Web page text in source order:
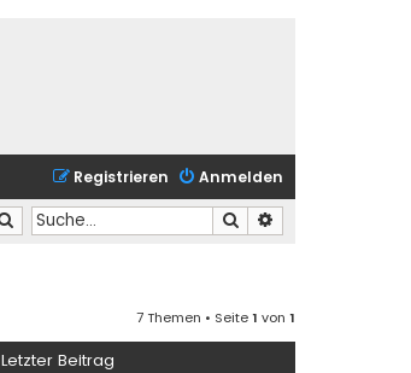
Anmelden
Registrieren
Suche
Suche
7 Themen • Seite1 von 1
Letzter Beitrag